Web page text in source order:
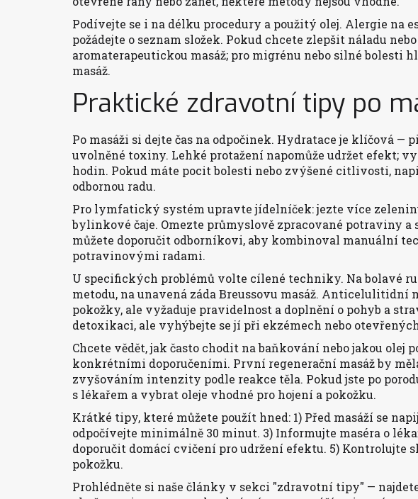
Podívejte se i na délku procedury a použitý olej. Alergie na
požádejte o seznam složek. Pokud chcete zlepšit náladu
aromaterapeutickou masáž; pro migrénu nebo silné bolesti
masáž.
Praktické zdravotní tipy po
Po masáži si dejte čas na odpočinek. Hydratace je klíčová —
uvolněné toxiny. Lehké protažení napomůže udržet efekt;
hodin. Pokud máte pocit bolesti nebo zvýšené citlivosti,
odbornou radu.
Pro lymfatický systém upravte jídelníček: jezte více
bylinkové čaje. Omezte průmyslově zpracované potraviny
můžete doporučit odborníkovi, aby kombinoval manuální
potravinovými radami.
U specifických problémů volte cílené techniky. Na bolavé
metodu, na unavená záda Breussovu masáž. Anticelulitidní
pokožky, ale vyžaduje pravidelnost a doplnění o pohyb a
detoxikaci, ale vyhýbejte se jí při ekzémech nebo
Chcete vědět, jak často chodit na baňkování nebo jakou olej
konkrétními doporučeními. První regenerační masáž by
zvyšováním intenzity podle reakce těla. Pokud jste po
s lékařem a vybrat oleje vhodné pro hojení a pokožku.
Krátké tipy, které můžete použít hned: 1) Před masáží se
odpočívejte minimálně 30 minut. 3) Informujte maséra o
doporučit domácí cvičení pro udržení efektu. 5) Kontrolujte
pokožku.
Prohlédněte si naše články v sekci "zdravotní tipy" —